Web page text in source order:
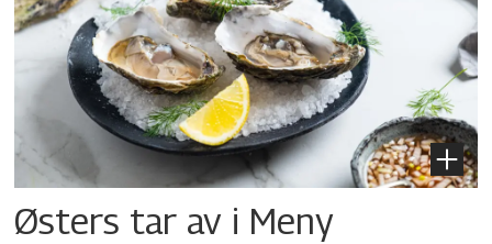
Østers tar av i Meny